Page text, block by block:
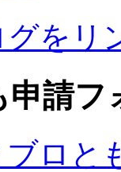
グをリ
申請フ
ロと